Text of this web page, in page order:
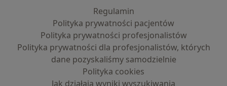
Regulamin
Polityka prywatności pacjentów
Polityka prywatności profesjonalistów
Polityka prywatności dla profesjonalistów, których
dane pozyskaliśmy samodzielnie
Polityka cookies
Jak działają wyniki wyszukiwania